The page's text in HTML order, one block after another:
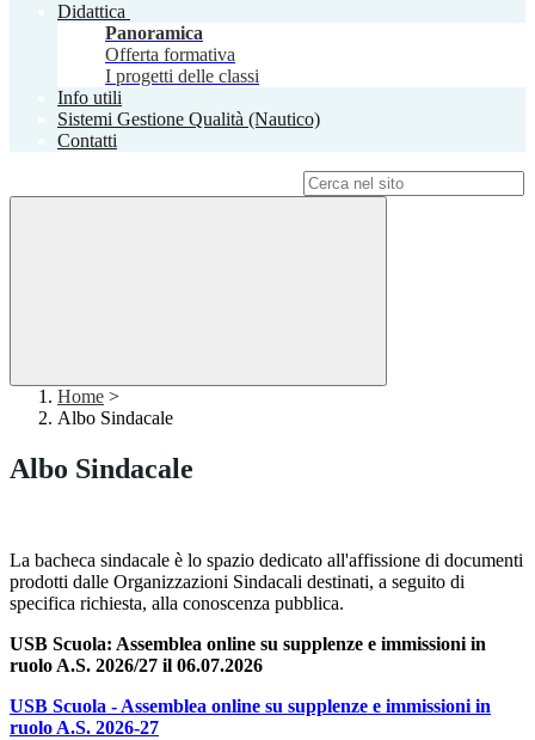
Didattica
Panoramica
Offerta formativa
I progetti delle classi
Info utili
Sistemi Gestione Qualità (Nautico)
Contatti
Home >
Albo Sindacale
Albo Sindacale
La bacheca sindacale è lo spazio dedicato all'affissione di documenti
prodotti dalle Organizzazioni Sindacali destinati, a seguito di
specifica richiesta, alla conoscenza pubblica.
USB Scuola: Assemblea online su supplenze e immissioni in
ruolo A.S. 2026/27 il 06.07.2026
USB Scuola - Assemblea online su supplenze e immissioni in
ruolo A.S. 2026-27